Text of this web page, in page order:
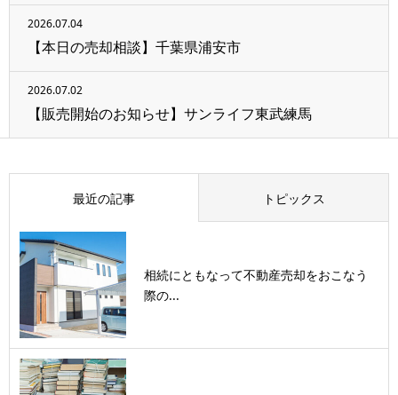
2026.07.04
【本日の売却相談】千葉県浦安市
2026.07.02
【販売開始のお知らせ】サンライフ東武練馬
最近の記事 トピックス
相続にともなって不動産売却をおこなう
際の...